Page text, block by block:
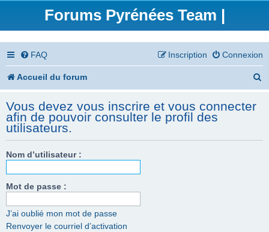
Forums Pyrénées Team |
FAQ Connexion
Inscription
Accueil du forum
Vous devez vous inscrire et vous connecter
afin de pouvoir consulter le profil des
utilisateurs.
Nom d’utilisateur :
Mot de passe :
J’ai oublié mon mot de passe
Renvoyer le courriel d’activation